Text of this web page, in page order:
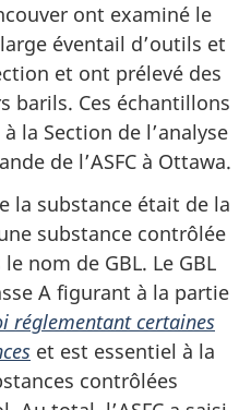
ont examiné le
éventail d’outils et
et ont prélevé des
barils. Ces échantillons
la Section de l’analyse
de l’ASFC à Ottawa.
la substance était de la
substance contrôlée
nom de GBL. Le GBL
A figurant à la partie
réglementant certaines
et est essentiel à la
contrôlées